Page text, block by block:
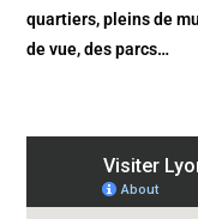
quartiers, pleins de
de vue, des parcs…